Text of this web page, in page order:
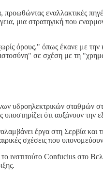
προωθώντας εναλλακτικές
μια στρατηγική που
όρους," όπως έκανε με
σε σχέση με τη
υδροηλεκτρικών σταθμών
υποστηρίζει ότι αυξάνουν
έργα στη Σερβία και
σχέσεις που
ινστιτούτο Confucius στο